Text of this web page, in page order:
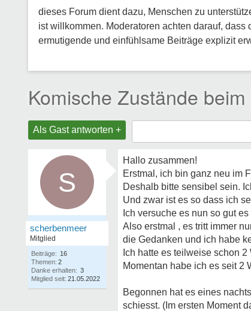
dieses Forum dient dazu, Menschen zu
ist willkommen. Moderatoren achten darauf,
ermutigende und einfühlsame Beiträge explizit
Komische Zustände
Als Gast antworten +
S
scherbenmeer
Mitglied
Beiträge: 16
Themen: 2
Danke erhalten: 3
Mitglied seit: 21.05.2022
Hallo zusammen!
Erstmal, ich bin ganz neu im
Deshalb bitte sensibel sein.
Und zwar ist es so dass ich
Ich versuche es nun so gut
Also erstmal , es tritt immer
die Gedanken und ich habe
Ich hatte es teilweise schon
Momentan habe ich es seit 2
Begonnen hat es eines
schiesst. (Im ersten Moment